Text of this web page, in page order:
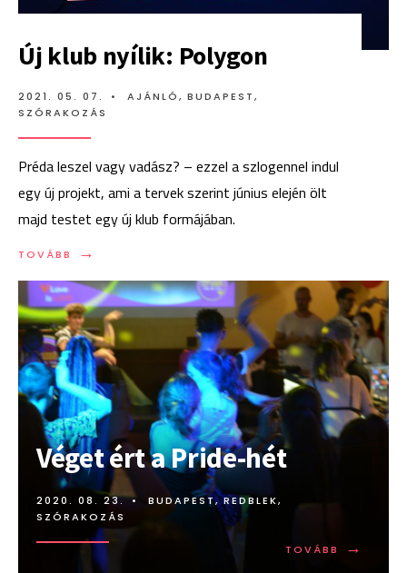
Új klub nyílik: Polygon
2021. 05. 07. • AJÁNLÓ, BUDAPEST,
SZÓRAKOZÁS
Préda leszel vagy vadász? – ezzel a szlogennel indul
egy új projekt, ami a tervek szerint június elején ölt
majd testet egy új klub formájában.
TOVÁBB →
TOVÁBB:
KLUB
NYÍLIK:
POLYGON
Véget ért a Pride-hét
2020. 08. 23. • BUDAPEST,REDBLEK,
SZÓRAKOZÁS
TOVÁBB →
TOVÁBB: